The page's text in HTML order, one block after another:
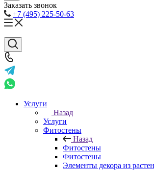
Заказать звонок
+7 (495) 225-50-63
Услуги
Назад
Услуги
Фитостены
Назад
Фитостены
Фитостены
Элементы декора из